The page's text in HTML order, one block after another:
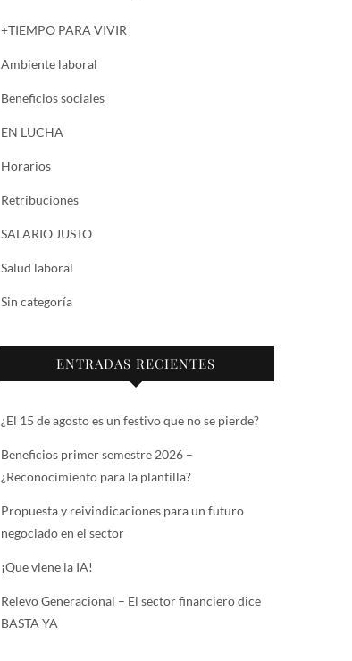
+TIEMPO PARA VIVIR
Ambiente laboral
Beneficios sociales
EN LUCHA
Horarios
Retribuciones
SALARIO JUSTO
Salud laboral
Sin categoría
ENTRADAS RECIENTES
¿El 15 de agosto es un festivo que no se pierde?
Beneficios primer semestre 2026 –
¿Reconocimiento para la plantilla?
Propuesta y reivindicaciones para un futuro
negociado en el sector
¡Que viene la IA!
Relevo Generacional – El sector financiero dice
BASTA YA